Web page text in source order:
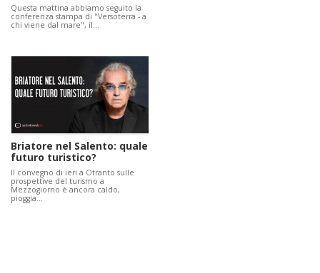
Questa mattina abbiamo seguito la
conferenza stampa di "Versoterra - a
chi viene dal mare", il…
Briatore nel Salento: quale
futuro turistico?
Il convegno di ieri a Otranto sulle
prospettive del turismo a
Mezzogiorno è ancora caldo,
pioggia…